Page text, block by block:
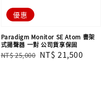
優惠
Paradigm Monitor SE Atom 書架
式揚聲器 一對 公司貨享保固
Regular
NT$ 25,000 Sale
NT$ 21,500